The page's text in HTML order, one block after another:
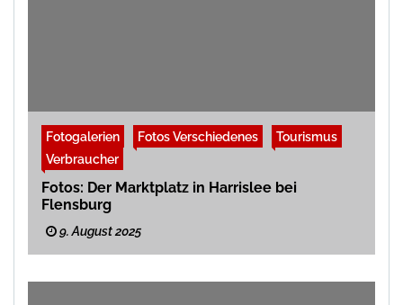
Fotogalerien Fotos Verschiedenes
Tourismus
Verbraucher
Fotos: Der Marktplatz in Harrislee bei
Flensburg
9. August 2025